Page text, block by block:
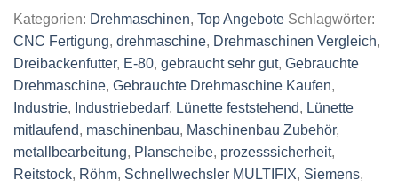
Kategorien: Drehmaschinen, Top Angebote Schlagwörter:
CNC Fertigung, drehmaschine, Drehmaschinen Vergleich,
Dreibackenfutter, E-80, gebraucht sehr gut, Gebrauchte
Drehmaschine, Gebrauchte Drehmaschine Kaufen,
Industrie, Industriebedarf, Lünette feststehend, Lünette
mitlaufend, maschinenbau, Maschinenbau Zubehör,
metallbearbeitung, Planscheibe, prozesssicherheit,
Reitstock, Röhm, Schnellwechsler MULTIFIX, Siemens,